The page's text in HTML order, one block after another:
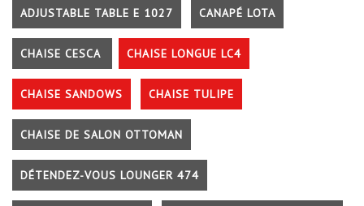
ADJUSTABLE TABLE E 1027 CANAPÉ LOTA
CHAISE CESCA CHAISE LONGUE LC4
CHAISE SANDOWS CHAISE TULIPE
CHAISE DE SALON OTTOMAN
DÉTENDEZ-VOUS LOUNGER 474